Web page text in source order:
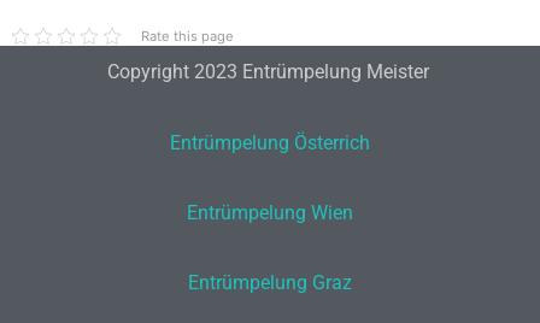
Rate this page
Copyright 2023 Entrümpelung Meister
Entrümpelung Österrich
Entrümpelung Wien
Entrümpelung Graz